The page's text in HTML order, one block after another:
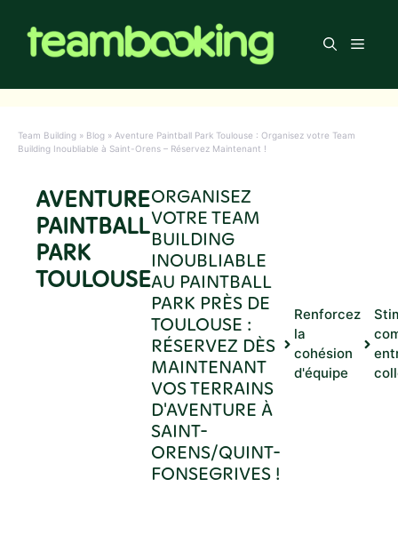
contenu
Menu
Team Building » Blog » Aventure Paintball Park Toulouse : Organisez votre Team
Building Inoubliable à Saint-Orens – Réservez Maintenant !
AVENTURE
PAINTBALL
PARK
TOULOUSE
ORGANISEZ
VOTRE TEAM
BUILDING
INOUBLIABLE
AU PAINTBALL
PARK PRÈS DE
TOULOUSE :
RÉSERVEZ DÈS
MAINTENANT
VOS TERRAINS
D'AVENTURE À
SAINT-
ORENS/QUINT-
FONSEGRIVES !
Renforcez
la
cohésion
d'équipe